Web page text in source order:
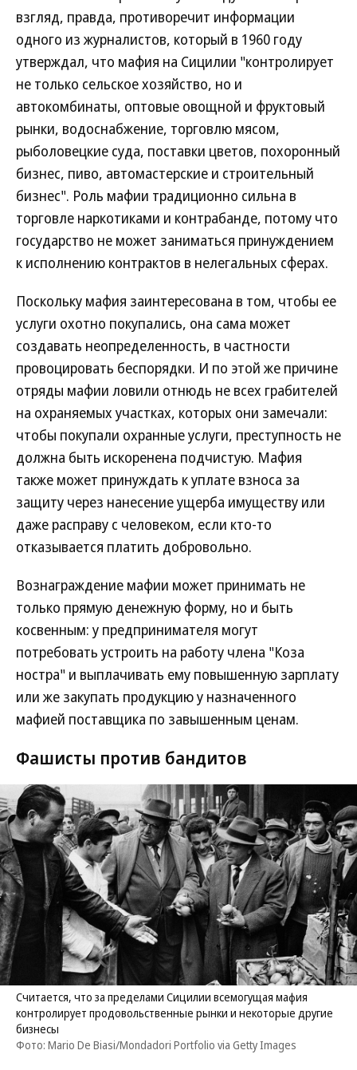
взгляд, правда, противоречит информации
одного из журналистов, который в 1960 году
утверждал, что мафия на Сицилии "контролирует
не только сельское хозяйство, но и
автокомбинаты, оптовые овощной и фруктовый
рынки, водоснабжение, торговлю мясом,
рыболовецкие суда, поставки цветов, похоронный
бизнес, пиво, автомастерские и строительный
бизнес". Роль мафии традиционно сильна в
торговле наркотиками и контрабанде, потому что
государство не может заниматься принуждением
к исполнению контрактов в нелегальных сферах.
Поскольку мафия заинтересована в том, чтобы ее
услуги охотно покупались, она сама может
создавать неопределенность, в частности
провоцировать беспорядки. И по этой же причине
отряды мафии ловили отнюдь не всех грабителей
на охраняемых участках, которых они замечали:
чтобы покупали охранные услуги, преступность не
должна быть искоренена подчистую. Мафия
также может принуждать к уплате взноса за
защиту через нанесение ущерба имуществу или
даже расправу с человеком, если кто-то
отказывается платить добровольно.
Вознаграждение мафии может принимать не
только прямую денежную форму, но и быть
косвенным: у предпринимателя могут
потребовать устроить на работу члена "Коза
ностра" и выплачивать ему повышенную зарплату
или же закупать продукцию у назначенного
мафией поставщика по завышенным ценам.
Фашисты против бандитов
Считается, что за пределами Сицилии всемогущая мафия
контролирует продовольственные рынки и некоторые другие
бизнесы
Фото: Mario De Biasi/Mondadori Portfolio via Getty Images